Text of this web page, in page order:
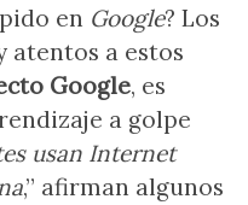
en Google? Los
atentos a estos
Google, es
a golpe
usan Internet
,” afirman algunos